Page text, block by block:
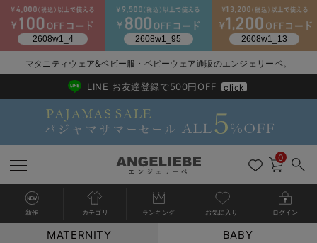
戻る
戻る
戻る
戻る
戻る
戻る
戻る
戻る
戻る
戻る
戻る
戻る
戻る
戻る
戻る
戻る
戻る
戻る
戻る
戻る
戻る
マタニティウェア&ベビー服・ベビーウェア通販のエンジェリーベ。
2026/NewArrival
送料495円(一部地域を除く) 7,700円以上で送料無料
LINE お友達登録で500円OFF click
0
新作 カテゴリ ランキング お気に入り ログイン
MATERNITY BABY